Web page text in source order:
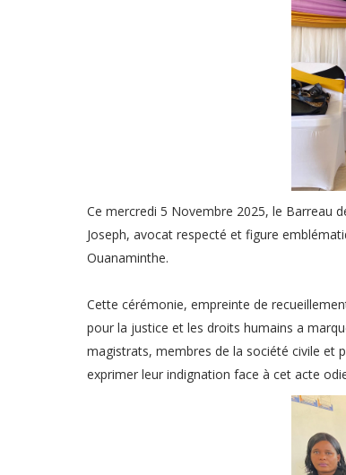
Ce mercredi 5 Novembre 2025, le Barreau
Joseph, avocat respecté et figure
Ouanaminthe.
Cette cérémonie, empreinte de
pour la justice et les droits humains a
magistrats, membres de la société civile et
exprimer leur indignation face à cet acte